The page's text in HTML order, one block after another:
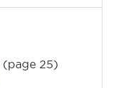
(page 25)